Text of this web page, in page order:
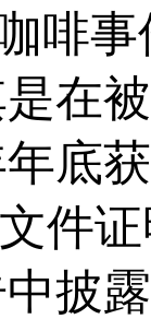
啡
在
底
件
披